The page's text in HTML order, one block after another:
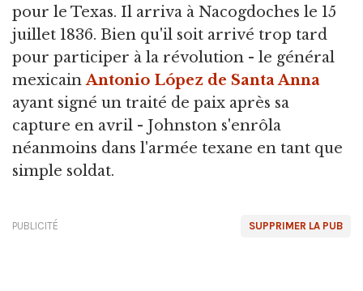
pour le Texas. Il arriva à Nacogdoches le 15
juillet 1836. Bien qu'il soit arrivé trop tard
pour participer à la révolution - le général
mexicainAntonio López de Santa Anna
ayant signé un traité de paix après sa
capture en avril - Johnston s'enrôla
néanmoins dans l'armée texane en tant que
simple soldat.
SUPPRIMER LA PUB
PUBLICITÉ